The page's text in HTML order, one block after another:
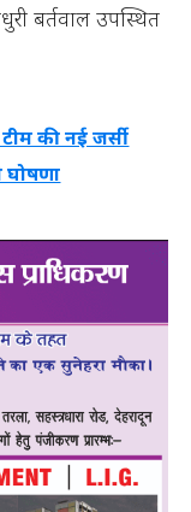
बर्तवाल उपस्थित
की नई जर्सी
घोषणा